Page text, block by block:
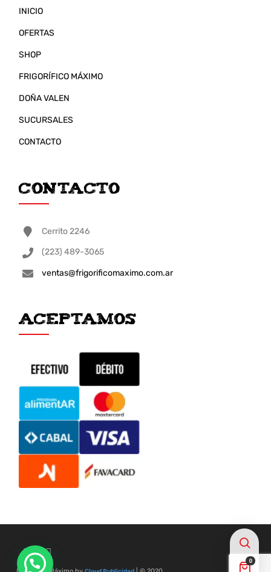
0
INICIO
OFERTAS
SHOP
FRIGORÍFICO MÁXIMO
DOÑA VALEN
SUCURSALES
CONTACTO
Contacto
Cerrito 2246
(223) 489-3065
ventas@frigorificomaximo.com.ar
ACEPTAMOS